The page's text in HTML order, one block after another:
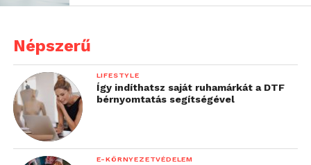
Népszerű
LIFESTYLE
Így indíthatsz saját ruhamárkát a DTF
bérnyomtatás segítségével
E-KÖRNYEZETVÉDELEM